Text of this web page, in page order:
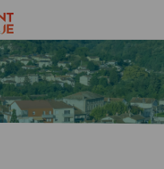
Marchés et
commerces
Ville